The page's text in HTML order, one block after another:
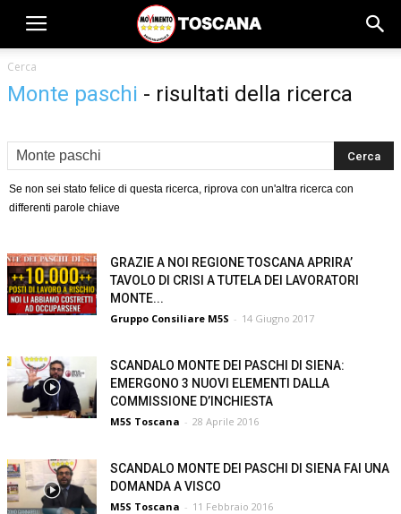
Cerca
Monte paschi - risultati della ricerca
Se non sei stato felice di questa ricerca, riprova con un'altra ricerca con
differenti parole chiave
GRAZIE A NOI REGIONE TOSCANA APRIRA’
TAVOLO DI CRISI A TUTELA DEI LAVORATORI
MONTE...
Gruppo Consiliare M5S - 14 Giugno 2017
SCANDALO MONTE DEI PASCHI DI SIENA:
EMERGONO 3 NUOVI ELEMENTI DALLA
COMMISSIONE D’INCHIESTA
M5S Toscana - 28 Aprile 2016
SCANDALO MONTE DEI PASCHI DI SIENA FAI UNA
DOMANDA A VISCO
M5S Toscana - 11 Febbraio 2016